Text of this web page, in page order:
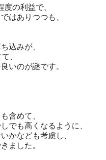
の利益で、
はありつつも、
込みが、
、
いのが謎です。
含めて、
でも高くなるように、
かなども考慮し、
ました。